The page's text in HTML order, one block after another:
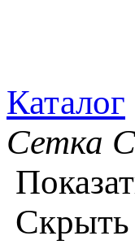
Каталог
Сетка
Скрыть